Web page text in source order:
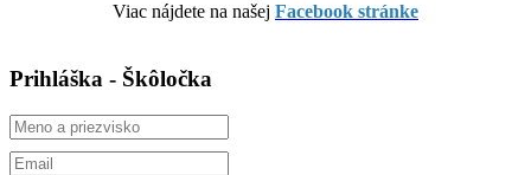
Viac nájdete na našej Facebook stránke
Prihláška - Škôločka